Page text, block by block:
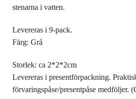
stenarna i vatten.
Levereras i 9-pack.
Färg: Grå
Storlek: ca 2*2*2cm
Levereras i presentförpackning.
förvaringspåse/presentpåse medföljer.